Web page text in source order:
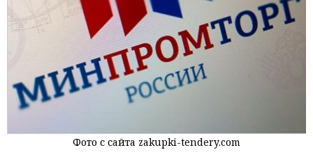
Фото с сайта zakupki-tendery.com